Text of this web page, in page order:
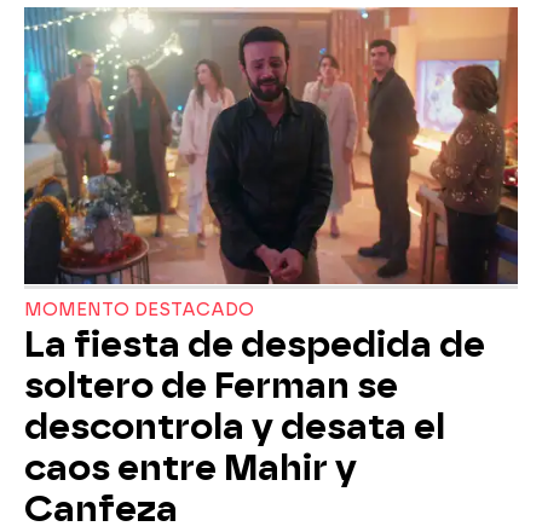
MOMENTO DESTACADO
La fiesta de despedida de
soltero de Ferman se
descontrola y desata el
caos entre Mahir y
Canfeza